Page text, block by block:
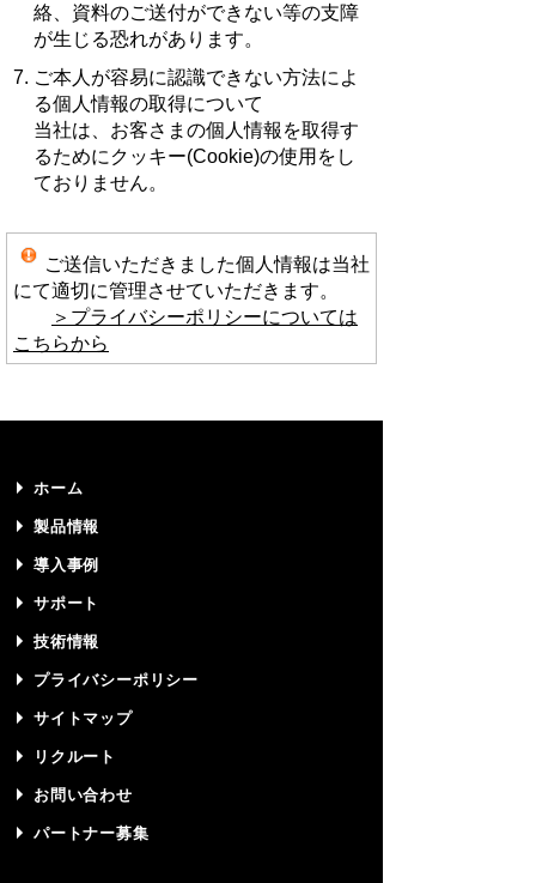
絡、資料のご送付ができない等の支障
が生じる恐れがあります。
ご本人が容易に認識できない方法によ
る個人情報の取得について
当社は、お客さまの個人情報を取得す
るためにクッキー(Cookie)の使用をし
ておりません。
ご送信いただきました個人情報は当社
にて適切に管理させていただきます。
＞プライバシーポリシーについては
こちらから
ホーム
製品情報
導入事例
サポート
技術情報
プライバシーポリシー
サイトマップ
リクルート
お問い合わせ
パートナー募集